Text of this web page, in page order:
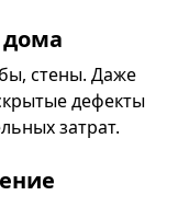
дома
стены. Даже
дефекты
затрат.